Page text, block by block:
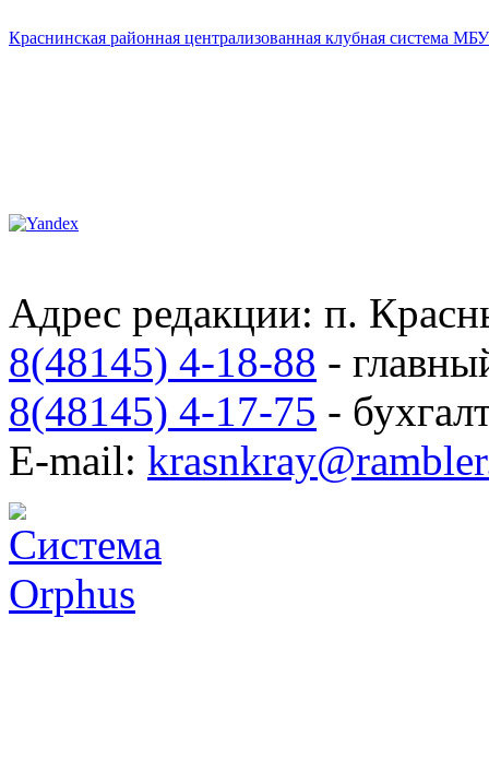
Краснинская районная централизованная клубная система
Адрес редакции: п.
8(48145) 4-18-88 -
8(48145) 4-17-75 -
E-mail: